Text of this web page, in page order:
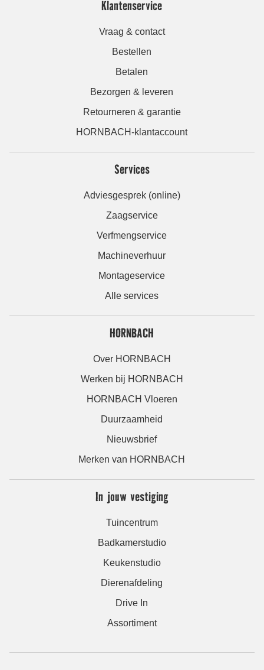
Klantenservice
Vraag & contact
Bestellen
Betalen
Bezorgen & leveren
Retourneren & garantie
HORNBACH-klantaccount
Services
Adviesgesprek (online)
Zaagservice
Verfmengservice
Machineverhuur
Montageservice
Alle services
HORNBACH
Over HORNBACH
Werken bij HORNBACH
HORNBACH Vloeren
Duurzaamheid
Nieuwsbrief
Merken van HORNBACH
In jouw vestiging
Tuincentrum
Badkamerstudio
Keukenstudio
Dierenafdeling
Drive In
Assortiment